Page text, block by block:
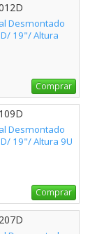
Desmontado
19"/ Altura
Comprar
Desmontado
19"/ Altura 9U
Comprar